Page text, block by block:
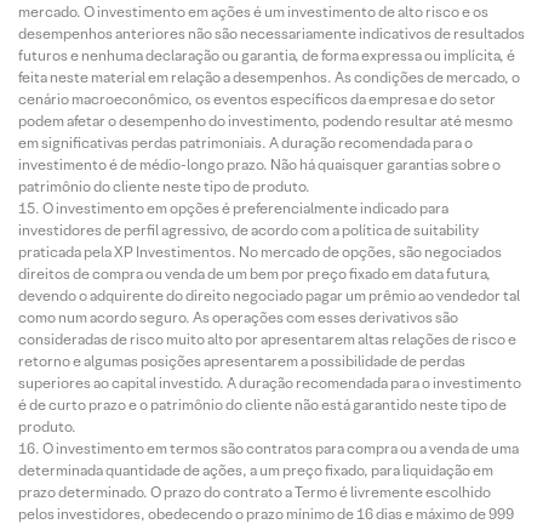
mercado. O investimento em ações é um investimento de alto risco e os
desempenhos anteriores não são necessariamente indicativos de resultados
futuros e nenhuma declaração ou garantia, de forma expressa ou implícita, é
feita neste material em relação a desempenhos. As condições de mercado, o
cenário macroeconômico, os eventos específicos da empresa e do setor
podem afetar o desempenho do investimento, podendo resultar até mesmo
em significativas perdas patrimoniais. A duração recomendada para o
investimento é de médio-longo prazo. Não há quaisquer garantias sobre o
patrimônio do cliente neste tipo de produto.
O investimento em opções é preferencialmente indicado para
investidores de perfil agressivo, de acordo com a política de suitability
praticada pela XP Investimentos. No mercado de opções, são negociados
direitos de compra ou venda de um bem por preço fixado em data futura,
devendo o adquirente do direito negociado pagar um prêmio ao vendedor tal
como num acordo seguro. As operações com esses derivativos são
consideradas de risco muito alto por apresentarem altas relações de risco e
retorno e algumas posições apresentarem a possibilidade de perdas
superiores ao capital investido. A duração recomendada para o investimento
é de curto prazo e o patrimônio do cliente não está garantido neste tipo de
produto.
O investimento em termos são contratos para compra ou a venda de uma
determinada quantidade de ações, a um preço fixado, para liquidação em
prazo determinado. O prazo do contrato a Termo é livremente escolhido
pelos investidores, obedecendo o prazo mínimo de 16 dias e máximo de 999